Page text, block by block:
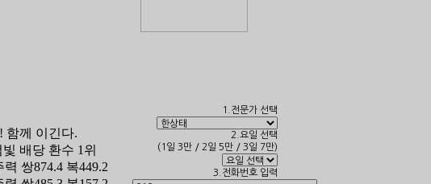
함께 이긴다.
배당 환수 1위
쌍874.4 복449.2
1.전문가 선택
2.요일 선택
(1일 3만 / 2일 5만 / 3일 7만)
3.전화번호 입력